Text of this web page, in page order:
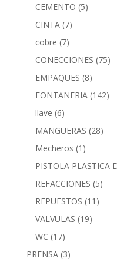
CEMENTO (5)
CINTA (7)
cobre (7)
CONECCIONES (75)
EMPAQUES (8)
FONTANERIA (142)
llave (6)
MANGUERAS (28)
Mecheros (1)
PISTOLA PLASTICA
REFACCIONES (5)
REPUESTOS (11)
VALVULAS (19)
WC (17)
PRENSA (3)